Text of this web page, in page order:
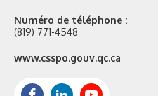
Numéro de téléphone :
(819) 771-4548
Site
www.csspo.gouv.qc.ca
FacebookLinkedInYoutube